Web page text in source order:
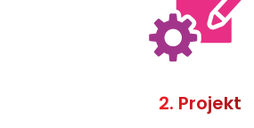
2. Projekt